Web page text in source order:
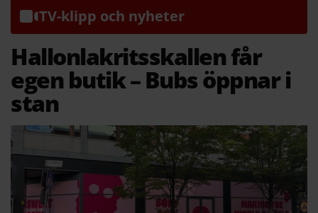
TV-klipp och nyheter
Hallonlakritsskallen får
egen butik – Bubs öppnar i
stan